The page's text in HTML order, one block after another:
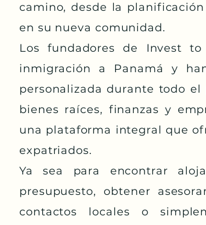
camino, desde la
en su nueva comunidad.
Los fundadores de Invest
inmigración a Panamá y
personalizada durante todo
bienes raíces, finanzas y
una plataforma integral que
expatriados.
Ya sea para encontrar
presupuesto, obtener
contactos locales o